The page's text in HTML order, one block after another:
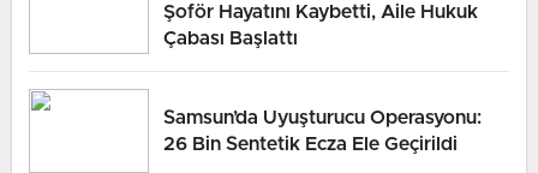
Şoför Hayatını Kaybetti, Aile Hukuk
Çabası Başlattı
Samsun’da Uyuşturucu Operasyonu:
26 Bin Sentetik Ecza Ele Geçirildi